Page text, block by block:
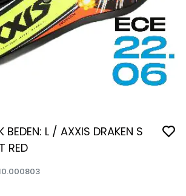
BEDEN: L / AXXIS DRAKEN S
RED